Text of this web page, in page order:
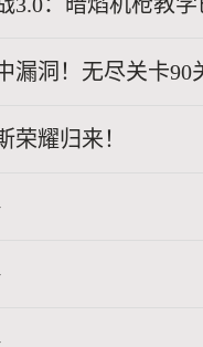
漏洞！无尽关卡90
荣耀归来！